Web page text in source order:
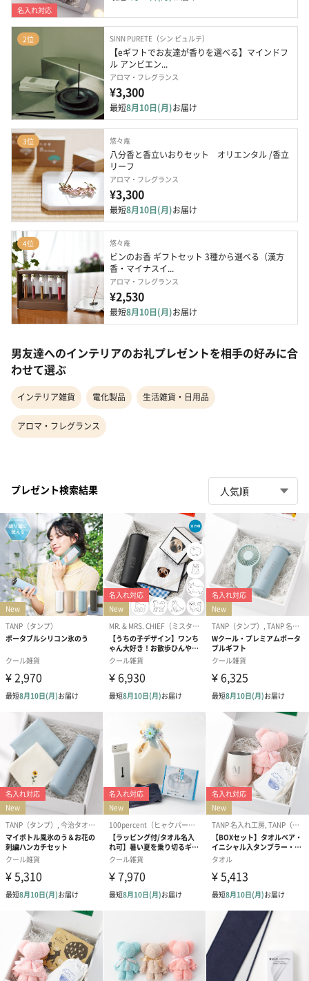
名入れ対応
2位 SINN PURETE（シン ピュルテ）
【eギフトでお友達が香りを選べる】マインドフ
ル アンビエン...
アロマ・フレグランス
¥3,300
最短8月10日(月)お届け
3位 悠々庵
八分香と香立いおりセット　オリエンタル /香立
リーフ
アロマ・フレグランス
¥3,300
最短8月10日(月)お届け
4位 悠々庵
ビンのお香 ギフトセット 3種から選べる（漢方
香・マイナスイ...
アロマ・フレグランス
¥2,530
最短8月10日(月)お届け
男友達へのインテリアのお礼プレゼントを相手の好みに合
わせて選ぶ
インテリア雑貨 電化製品 生活雑貨・日用品
アロマ・フレグランス
プレゼント検索結果